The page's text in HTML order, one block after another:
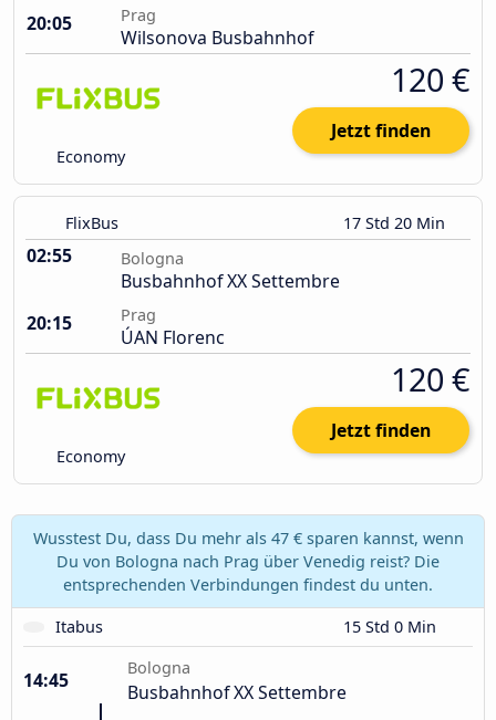
20:05
Prag
Wilsonova Busbahnhof
Economy
120 €
Jetzt finden
FlixBus 17 Std 20 Min
02:55 Bologna
Busbahnhof XX Settembre
20:15
Prag
ÚAN Florenc
Economy
120 €
Jetzt finden
Wusstest Du, dass Du mehr als 47 € sparen kannst, wenn
Du von Bologna nach Prag über Venedig reist? Die
entsprechenden Verbindungen findest du unten.
Itabus
15 Std 0 Min
14:45
Bologna
Busbahnhof XX Settembre